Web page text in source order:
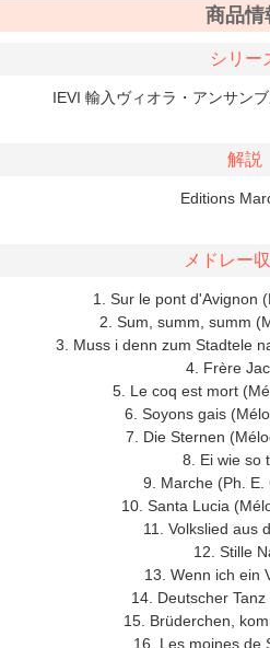
商品情
シリー
IEVI 輸入ヴィオラ・アンサン
解説
Editions
メドレー
1. Sur le pont d'Avignon
2. Sum, summ, summ
3. Muss i denn zum Stadtele
4. Frère
5. Le coq est mort
6. Soyons gais
7. Die Sternen
8. Ei wie so
9. Marche (Ph. E.
10. Santa Lucia
11. Volkslied aus
12. Stille
13. Wenn ich ein
14. Deutscher
15. Brüderchen,
16. Les moines de